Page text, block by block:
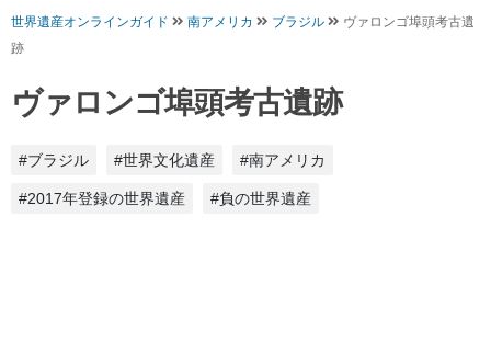
世界遺産オンラインガイド 南アメリカ ブラジル
ヴァロンゴ埠頭考古遺
跡
ヴァロンゴ埠頭考古遺跡
#ブラジル #世界文化遺産 #南アメリカ
#2017年登録の世界遺産 #負の世界遺産